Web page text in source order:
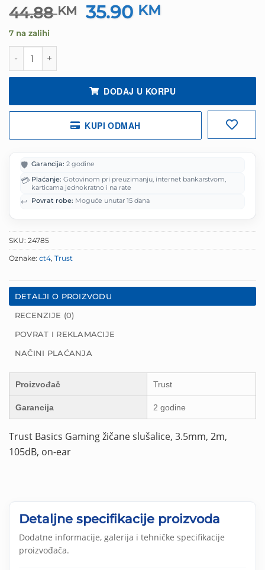
44.88KM
Izvorna
cijena
35.90 KM
7 na zalihi
Trust Basics Gaming slušalice žičane, 3.5mm, 2m,
DODAJ U KORPU
KUPI ODMAH
🛡️ Garancija: 2 godine
💳 Plaćanje: Gotovinom pri preuzimanju, internet bankarstvom,
karticama jednokratno i na rate
↩️ Povrat robe: Moguće unutar 15 dana
SKU: 24785
Oznake: ct4, Trust
DETALJI O PROIZVODU
RECENZIJE (0)
POVRAT I REKLAMACIJE
NAČINI PLAĆANJA
Proizvođač Trust
Garancija 2 godine
Trust Basics Gaming žičane slušalice, 3.5mm, 2m,
105dB, on-ear
Detaljne specifikacije proizvoda
Dodatne informacije, galerija i tehničke specifikacije
proizvođača.